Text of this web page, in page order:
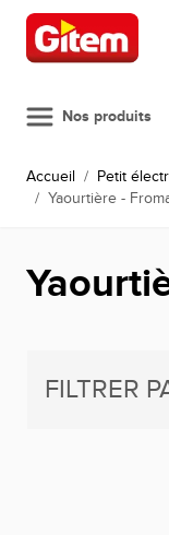
Allez au contenu
Nos produits
Accueil / Petit
/ Yaourtière -
FILTRER